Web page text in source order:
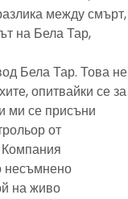
между смърт,
на Бела Тар,
Бела Тар. Това не
опитвайки се за
ми се присъни
от
Компания
несъмнено
на живо